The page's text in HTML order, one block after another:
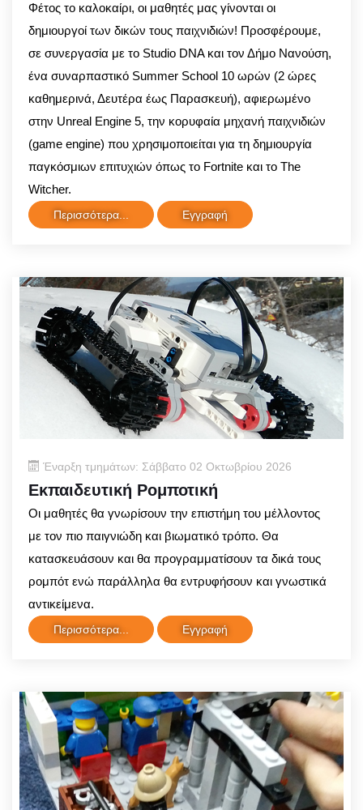
Φέτος το καλοκαίρι, οι μαθητές μας γίνονται οι
δημιουργοί των δικών τους παιχνιδιών! Προσφέρουμε,
σε συνεργασία με το Studio DNA και τον Δήμο Νανούση,
ένα συναρπαστικό Summer School 10 ωρών (2 ώρες
καθημερινά, Δευτέρα έως Παρασκευή), αφιερωμένο
στην Unreal Engine 5, την κορυφαία μηχανή παιχνιδιών
(game engine) που χρησιμοποιείται για τη δημιουργία
παγκόσμιων επιτυχιών όπως το Fortnite και το The
Witcher.
Περισσότερα... Εγγραφή
Έναρξη τμημάτων: Σάββατο 02 Οκτωβρίου 2026
Εκπαιδευτική Ρομποτική
Οι μαθητές θα γνωρίσουν την επιστήμη του μέλλοντος
με τον πιο παιγνιώδη και βιωματικό τρόπο. Θα
κατασκευάσουν και θα προγραμματίσουν τα δικά τους
ρομπότ ενώ παράλληλα θα εντρυφήσουν και γνωστικά
αντικείμενα.
Περισσότερα... Εγγραφή